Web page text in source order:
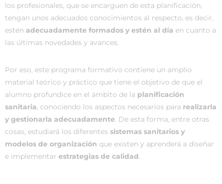
los profesionales, que se encarguen de esta planificación,
tengan unos adecuados conocimientos al respecto, es decir,
estén adecuadamente formados y estén al día en cuanto a
las últimas novedades y avances.
Por eso, este programa formativo contiene un amplio
material teórico y práctico que tiene el objetivo de que el
alumno profundice en el ámbito de la planificación
sanitaria, conociendo los aspectos necesarios para realizarla
y gestionarla adecuadamente. De esta forma, entre otras
cosas, estudiará los diferentes sistemas sanitarios y
modelos de organización que existen y aprenderá a diseñar
e implementar estrategias de calidad.